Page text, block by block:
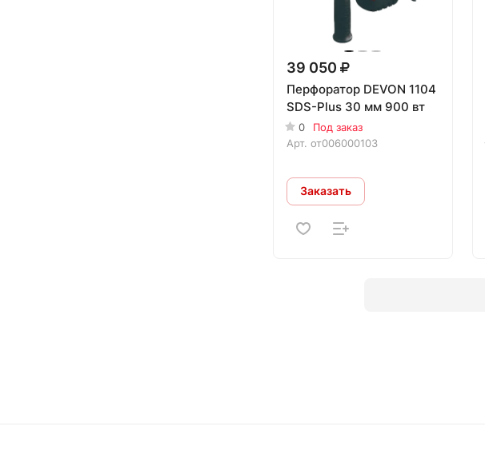
39 050
Перфоратор DEVON 1104
SDS-Plus 30 мм 900 вт
0
Под заказ
Арт. от006000103
Заказать